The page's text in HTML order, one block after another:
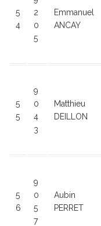
5
4
2
0
5
Emmanuel
ANCAY
5
5
9
0
4
3
Matthieu
DEILLON
5
6
9
0
5
7
Aubin
PERRET